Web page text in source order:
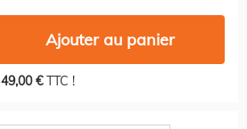
Ajouter au panier
49,00 €TTC !